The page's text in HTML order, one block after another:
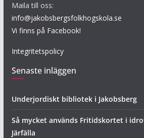
Maila till oss:
info@jakobsbergsfolkhogskola.se
Vi finns på Facebook!
Integritetspolicy
Senaste inläggen
Underjordiskt bibliotek i Jakobsberg
Så mycket används Fritidskortet i
Järfälla